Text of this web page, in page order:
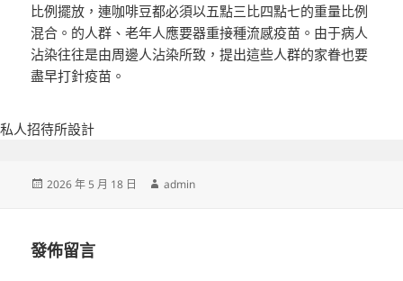
比例擺放，連咖啡豆都必須以五點三比四點七的重量比例
混合。的人群、老年人應要器重接種流感疫苗。由于病人
沾染往往是由周邊人沾染所致，提出這些人群的家眷也要
盡早打針疫苗。
私人招待所設計
發
2026 年 5 月 18 日
作
admin
發佈留言